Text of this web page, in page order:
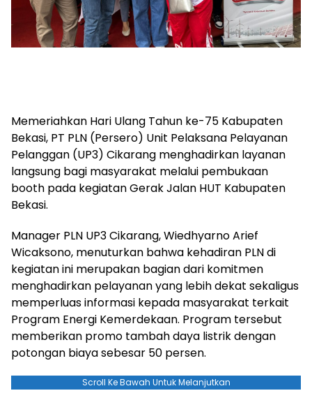
Memeriahkan Hari Ulang Tahun ke-75 Kabupaten
Bekasi, PT PLN (Persero) Unit Pelaksana Pelayanan
Pelanggan (UP3) Cikarang menghadirkan layanan
langsung bagi masyarakat melalui pembukaan
booth pada kegiatan Gerak Jalan HUT Kabupaten
Bekasi.
Manager PLN UP3 Cikarang, Wiedhyarno Arief
Wicaksono, menuturkan bahwa kehadiran PLN di
kegiatan ini merupakan bagian dari komitmen
menghadirkan pelayanan yang lebih dekat sekaligus
memperluas informasi kepada masyarakat terkait
Program Energi Kemerdekaan. Program tersebut
memberikan promo tambah daya listrik dengan
potongan biaya sebesar 50 persen.
Scroll Ke Bawah Untuk Melanjutkan